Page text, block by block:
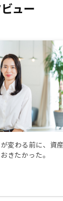
ュー
変わる前に、資
きたかった。